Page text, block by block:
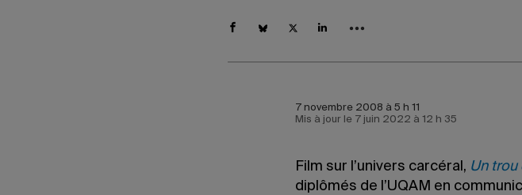
7 novembre 2008 à 5 h 11
Mis à jour le 7 juin 2022 à 12 h 35
Film sur l’univers carcéral, Un trou
diplômés de l’UQAM en